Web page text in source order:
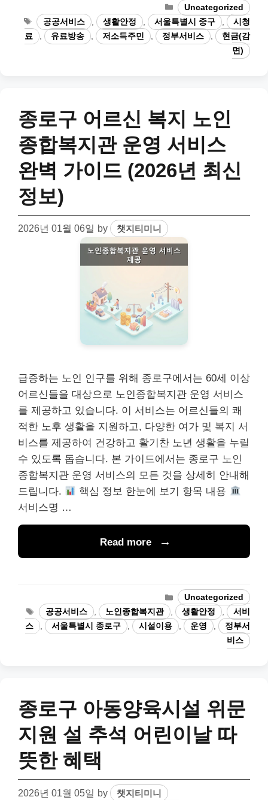
Categories
Uncategorized
Tags공공서비스 생활안정 서울특별시 중구
시청
료
유료방송 저소득주민 정부서비스
현금(감
면)
종로구 어르신 복지 노인
종합복지관 운영 서비스
완벽 가이드 (2026년 최신
정보)
2026년 01월 06일 by 챗지티미니
급증하는 노인 인구를 위해 종로구에서는 60세 이상
어르신들을 대상으로 노인종합복지관 운영 서비스
를 제공하고 있습니다. 이 서비스는 어르신들의 쾌
적한 노후 생활을 지원하고, 다양한 여가 및 복지 서
비스를 제공하여 건강하고 활기찬 노년 생활을 누릴
수 있도록 돕습니다. 본 가이드에서는 종로구 노인
종합복지관 운영 서비스의 모든 것을 상세히 안내해
드립니다.
핵심 정보 한눈에 보기 항목 내용
서비스명 …
Read more
Categories
Uncategorized
Tags공공서비스 , 노인종합복지관 , 생활안정 ,
서비
스
, 서울특별시 종로구 , 시설이용 , 운영 ,
정부서
비스
종로구 아동양육시설 위문
지원 설 추석 어린이날 따
뜻한 혜택
2026년 01월 05일 by 챗지티미니